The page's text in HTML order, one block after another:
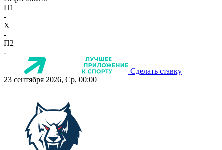
П1
-
X
-
П2
-
Сделать ставку
23 сентября 2026, Ср, 00:00